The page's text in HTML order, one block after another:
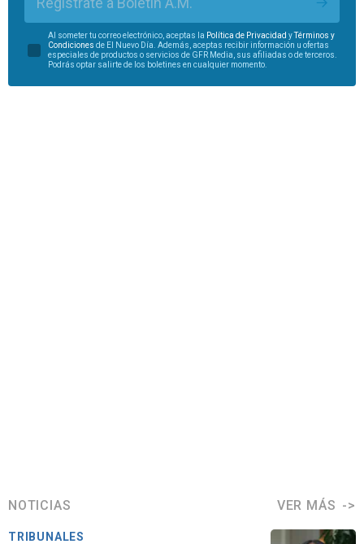
Al someter tu correo electrónico, aceptas la Política de Privacidad yTérminos y
Condiciones de El Nuevo Día. Además, aceptas recibir información u ofertas
especiales de productos o servicios de GFR Media, sus afiliadas o de terceros.
Podrás optar salirte de los boletines en cualquier momento.
NOTICIAS VER MÁS
TRIBUNALES